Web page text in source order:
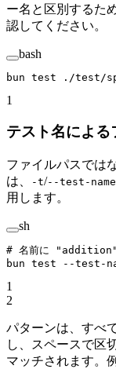
ー名と区別するた
認してください。
bash
bun test ./test/
1
テスト名によ
ファイルパスでは
は、
-t/--test-
用します。
sh
# 名前に "addition"
bun test --test-
1
2
パターンは、すべ
し、スペースで区
マッチされます。